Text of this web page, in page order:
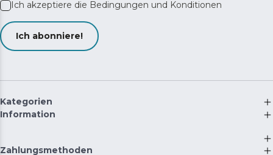
Ich akzeptiere die Bedingungen und Konditionen
Ich abonniere!
Kategorien
Information
Zahlungsmethoden